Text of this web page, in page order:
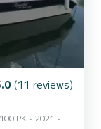
(11 reviews)
100 PK
2021